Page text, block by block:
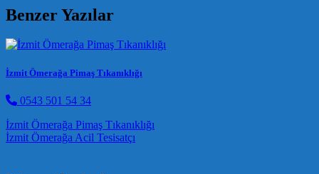
Benzer Yazılar
İzmit Ömerağa Pimaş Tıkanıklığı
0543 501 54 34
Post navigation
İzmit Ömerağa Pimaş Tıkanıklığı
İzmit Ömerağa Acil Tesisatçı